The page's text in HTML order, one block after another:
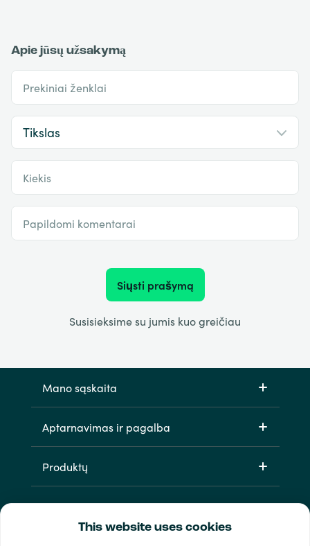
This website uses cookies
Apie jūsų užsakymą
Prekiniai ženklai
Kiekis
Papildomi komentarai
Siųsti prašymą
Susisieksime su jumis kuo greičiau
Mano sąskaita
Aptarnavimas ir pagalba
Produktų